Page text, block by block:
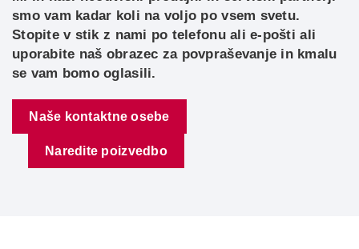
smo vam kadar koli na voljo po vsem svetu.
Stopite v stik z nami po telefonu ali e-pošti ali
uporabite naš obrazec za povpraševanje in kmalu
se vam bomo oglasili.
Naše kontaktne osebe
Naredite poizvedbo